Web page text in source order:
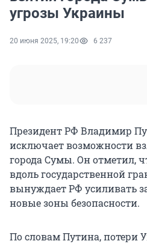
угрозы Украины
20 июня 2025, 19:20 6 237
Президент РФ Владимир
исключает возможности
города Сумы. Он отметил,
вдоль государственной
вынуждает РФ усиливать
новые зоны безопасности.
По словам Путина, потери